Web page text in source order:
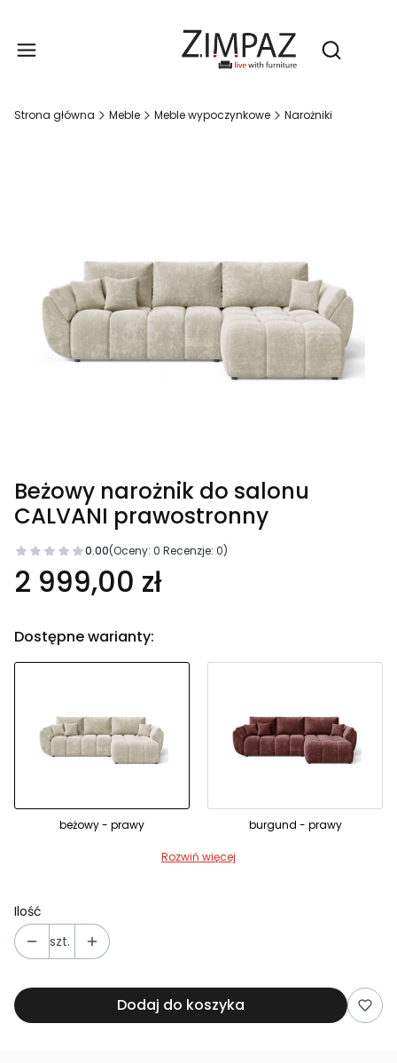
Otwórz
Strona główna Meble Meble wypoczynkowe Narożniki
Beżowy narożnik do salonu
CALVANI prawostronny
0.00(Oceny: 0 Recenzje: 0)
2 999,00 zł
Dostępne warianty:
beżowy - prawy burgund - prawy
Rozwiń więcej
Ilość
szt.
Dodaj do koszyka